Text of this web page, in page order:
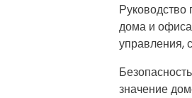
дома и
управления,
значение